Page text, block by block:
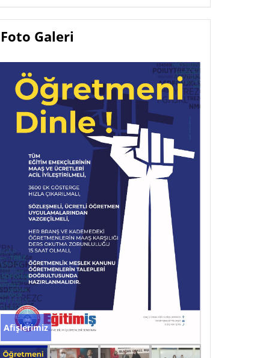
Foto Galeri
Yeni Şube Yönetim Kurulu Görevine Başladı
Yeni Şube Yönetim
Kurulu Görevine Başladı